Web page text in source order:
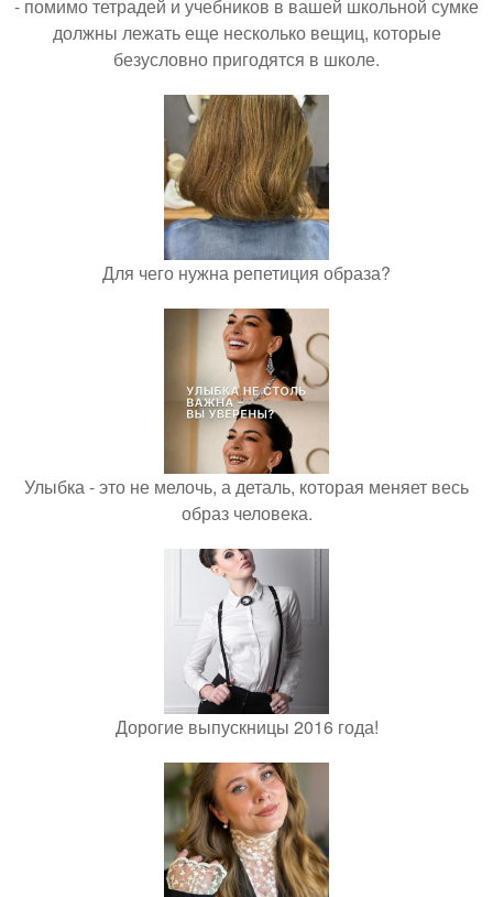
- помимо тетрадей и учебников в вашей школьной сумке
должны лежать еще несколько вещиц, которые
безусловно пригодятся в школе.
Для чего нужна репетиция образа?
Улыбка - это не мелочь, а деталь, которая меняет весь
образ человека.
Дорогие выпускницы 2016 года!